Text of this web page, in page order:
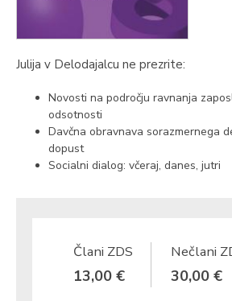
Julija v Delodajalcu ne prezrite:
Novosti na področju ravnanja
odsotnosti
Davčna obravnava sorazmernega
dopust
Socialni dialog: včeraj, danes, jutri
Člani ZDS
13,00 €
Nečlani
30,00 €